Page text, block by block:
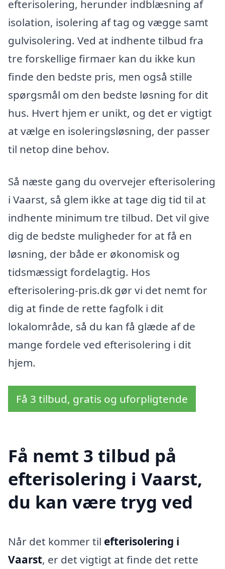
efterisolering, herunder indblæsning af
isolation, isolering af tag og vægge samt
gulvisolering. Ved at indhente tilbud fra
tre forskellige firmaer kan du ikke kun
finde den bedste pris, men også stille
spørgsmål om den bedste løsning for dit
hus. Hvert hjem er unikt, og det er vigtigt
at vælge en isoleringsløsning, der passer
til netop dine behov.
Så næste gang du overvejer efterisolering
i Vaarst, så glem ikke at tage dig tid til at
indhente minimum tre tilbud. Det vil give
dig de bedste muligheder for at få en
løsning, der både er økonomisk og
tidsmæssigt fordelagtig. Hos
efterisolering-pris.dk gør vi det nemt for
dig at finde de rette fagfolk i dit
lokalområde, så du kan få glæde af de
mange fordele ved efterisolering i dit
hjem.
Få 3 tilbud, gratis og uforpligtende
Få nemt 3 tilbud på
efterisolering i Vaarst,
du kan være tryg ved
Når det kommer til efterisolering i
Vaarst, er det vigtigt at finde det rette